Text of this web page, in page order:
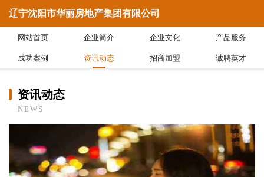
辽宁沈阳市华丽房地产集团有限公司
网站首页 企业简介 企业文化 产品服务
成功案例 资讯动态 招商加盟 诚聘英才
资讯动态
NEWS